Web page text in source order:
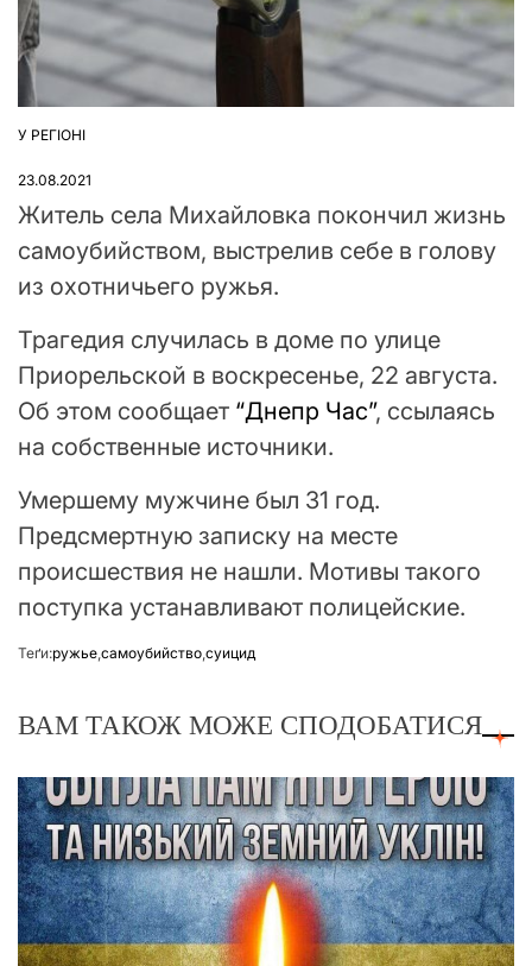
ОПУБЛІКУВАТИ
У РЕГІОНІ
23.08.2021
Житель села Михайловка покончил жизнь
самоубийством, выстрелив себе в голову
из охотничьего ружья.
Трагедия случилась в доме по улице
Приорельской в воскресенье, 22 августа.
Об этом сообщает “Днепр Час”, ссылаясь
на собственные источники.
Умершему мужчине был 31 год.
Предсмертную записку на месте
происшествия не нашли. Мотивы такого
поступка устанавливают полицейские.
Теґи:ружье самоубийство суицид
ВАМ ТАКОЖ МОЖЕ СПОДОБАТИСЯ